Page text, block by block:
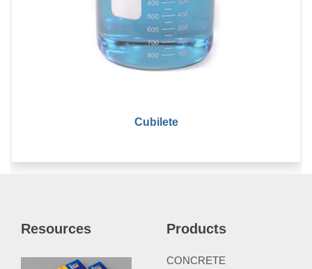
Cubilete
Resources Products
CONCRETE